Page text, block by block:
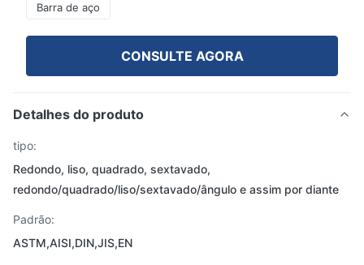
Barra de aço
CONSULTE AGORA
Detalhes do produto
tipo:
Redondo, liso, quadrado, sextavado,
redondo/quadrado/liso/sextavado/ângulo e assim por diante
Padrão:
ASTM,AISI,DIN,JIS,EN